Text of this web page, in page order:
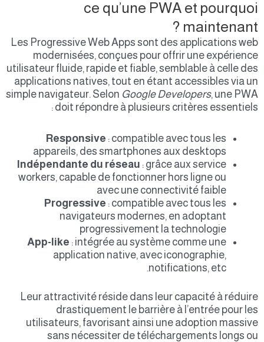
ce qu’une PWA et pourquoi
maintenant ?
Les Progressive Web Apps sont des applications web
modernisées, conçues pour offrir une expérience
utilisateur fluide, rapide et fiable, semblable à celle des
applications natives, tout en étant accessibles via un
simple navigateur. Selon Google Developers, une PWA
doit répondre à plusieurs critères essentiels :
Responsive : compatible avec tous les
appareils, des smartphones aux desktops
Indépendante du réseau : grâce aux service
workers, capable de fonctionner hors ligne ou
avec une connectivité faible
Progressive : compatible avec tous les
navigateurs modernes, en adoptant
progressivement la technologie
App-like : intégrée au système comme une
application native, avec iconographie,
notifications, etc.
Leur attractivité réside dans leur capacité à réduire
drastiquement le barrière à l’entrée pour les
utilisateurs, favorisant ainsi une adoption massive
sans nécessiter de téléchargements longs ou